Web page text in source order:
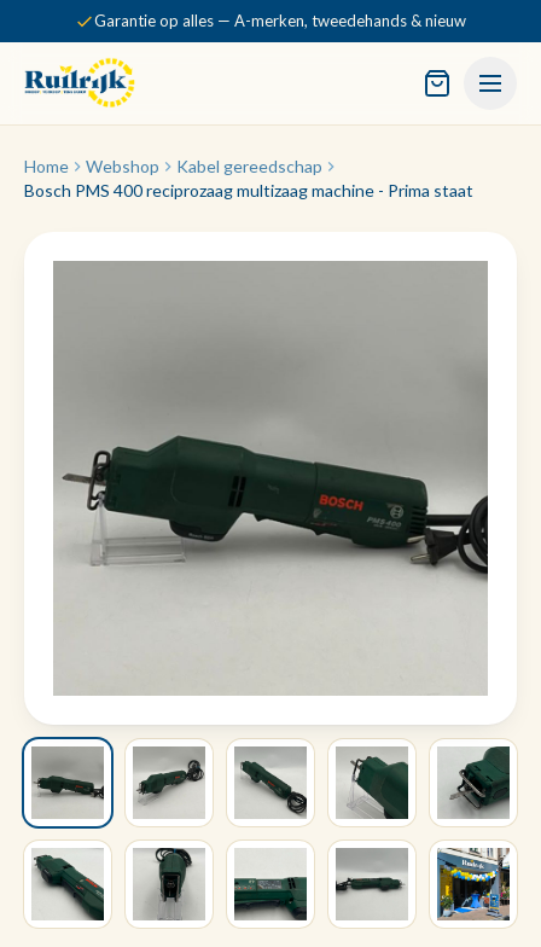
Garantie op alles — A-merken, tweedehands & nieuw
Home Webshop
Kabel gereedschap
Bosch PMS 400 reciprozaag multizaag machine - Prima staat